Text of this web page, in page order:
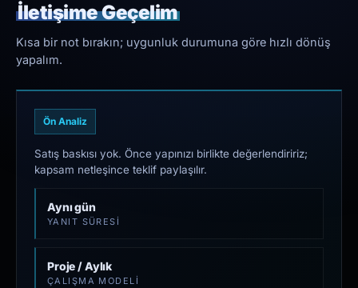
İletişime Geçelim
Kısa bir not bırakın; uygunluk durumuna göre hızlı dönüş
yapalım.
Ön Analiz
Satış baskısı yok. Önce yapınızı birlikte değerlendiririz;
kapsam netleşince teklif paylaşılır.
Aynı gün
YANIT SÜRESI
Proje / Aylık
ÇALIŞMA MODELI